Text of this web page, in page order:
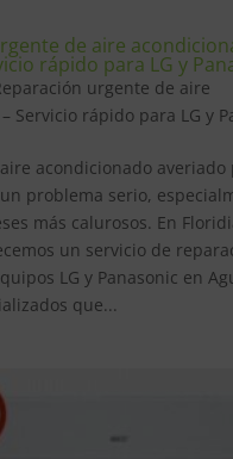
de aire
rápido para LG y
urgente de aire
Servicio rápido para LG y
acondicionado averiado
problema serio,
más calurosos. En
un servicio de
LG y Panasonic en
que...